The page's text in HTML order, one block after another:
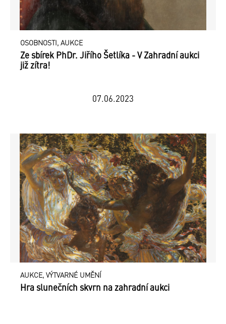
OSOBNOSTI, AUKCE
Ze sbírek PhDr. Jiřího Šetlíka - V Zahradní aukci
již zítra!
07.06.2023
AUKCE, VÝTVARNÉ UMĚNÍ
Hra slunečních skvrn na zahradní aukci